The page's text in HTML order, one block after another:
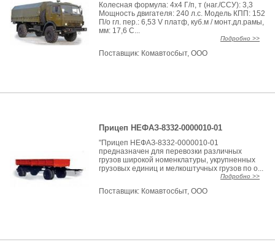
Колесная формула: 4х4 Г/п, т (наг./ССУ): 3,3
Мощность двигателя: 240 л.с. Модель КПП: 152
П/о гл. пер.: 6,53 V платф, куб.м / монт.дл.рамы,
мм: 17,6 С...
Подробно >>
Поставщик: Комавтосбыт, ООО
Прицеп НЕФАЗ-8332-0000010-01
"Прицеп НЕФАЗ-8332-0000010-01
предназначен для перевозки различных
грузов широкой номенклатуры, укрупненных
грузовых единиц и мелкоштучных грузов по о...
Подробно >>
Поставщик: Комавтосбыт, ООО